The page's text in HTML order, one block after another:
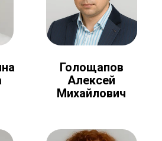
Голощапов
Алексей
Михайлович